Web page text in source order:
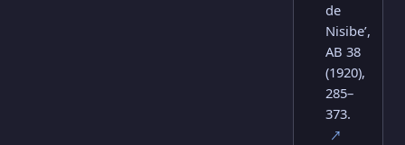
de
Nisibe’,
AB 38
(1920),
285–
373.
↗